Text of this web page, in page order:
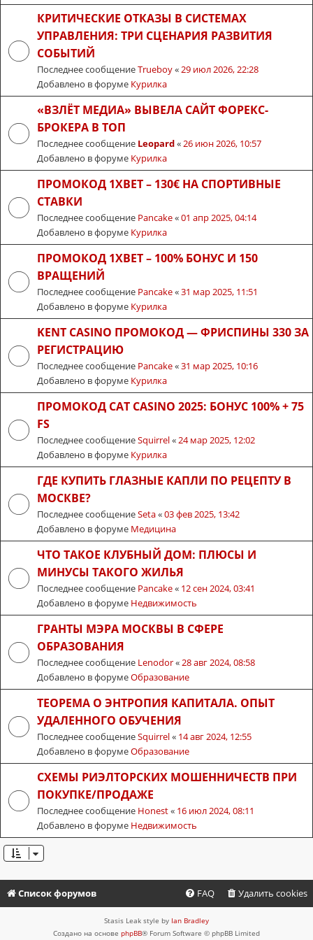
КРИТИЧЕСКИЕ ОТКАЗЫ В СИСТЕМАХ
УПРАВЛЕНИЯ: ТРИ СЦЕНАРИЯ РАЗВИТИЯ
СОБЫТИЙ
Последнее сообщениеTrueboy«29 июл 2026, 22:28
Добавлено в форуме Курилка
«ВЗЛЁТ МЕДИА» ВЫВЕЛА САЙТ ФОРЕКС-
БРОКЕРА В ТОП
Последнее сообщение Leopard«26 июн 2026, 10:57
Добавлено в форуме Курилка
ПРОМОКОД 1XBET – 130€ НА СПОРТИВНЫЕ
СТАВКИ
Последнее сообщение Pancake«01 апр 2025, 04:14
Добавлено в форуме Курилка
ПРОМОКОД 1XBET – 100% БОНУС И 150
ВРАЩЕНИЙ
Последнее сообщение Pancake«31 мар 2025, 11:51
Добавлено в форуме Курилка
KENT CASINO ПРОМОКОД — ФРИСПИНЫ 330 ЗА
РЕГИСТРАЦИЮ
Последнее сообщение Pancake«31 мар 2025, 10:16
Добавлено в форуме Курилка
ПРОМОКОД CAT CASINO 2025: БОНУС 100% + 75
FS
Последнее сообщениеSquirrel«24 мар 2025, 12:02
Добавлено в форуме Курилка
ГДЕ КУПИТЬ ГЛАЗНЫЕ КАПЛИ ПО РЕЦЕПТУ В
МОСКВЕ?
Последнее сообщениеSeta«03 фев 2025, 13:42
Добавлено в форуме Медицина
ЧТО ТАКОЕ КЛУБНЫЙ ДОМ: ПЛЮСЫ И
МИНУСЫ ТАКОГО ЖИЛЬЯ
Последнее сообщение Pancake« 12 сен 2024, 03:41
Добавлено в форуме Недвижимость
ГРАНТЫ МЭРА МОСКВЫ В СФЕРЕ
ОБРАЗОВАНИЯ
Последнее сообщение Lenodor«28 авг 2024, 08:58
Добавлено в форумеОбразование
ТЕОРЕМА О ЭНТРОПИЯ КАПИТАЛА. ОПЫТ
УДАЛЕННОГО ОБУЧЕНИЯ
Последнее сообщениеSquirrel« 14 авг 2024, 12:55
Добавлено в форумеОбразование
СХЕМЫ РИЭЛТОРСКИХ МОШЕННИЧЕСТВ ПРИ
ПОКУПКЕ/ПРОДАЖЕ
Последнее сообщение Honest« 16 июл 2024, 08:11
Добавлено в форуме Недвижимость
Список форумов Удалить cookies
FAQ
Stasis Leak style by Ian Bradley
Создано на основе phpBB® Forum Software © phpBB Limited